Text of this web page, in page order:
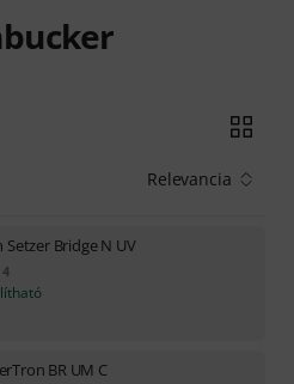
Relevancia
Setzer Bridge N UV
4
BR UM C